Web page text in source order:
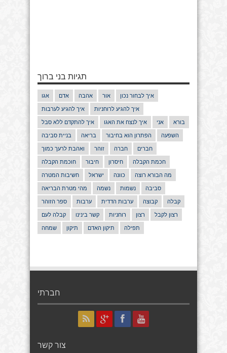
תגיות בני ברוך
אגו אדם אהבה אור איך לבחור נכון
איך להגיע לערבות איך להגיע לרוחניות
איך להתקדם ללא סבל איך לנצח את האגו אני בורא
בניית סביבה בריאה הפתרון הוא בחיבור השפעה
ואהבת לרעך כמוך זוהר חברה חברים
חוכמת הקבלה חיבור חיסרון חכמת הקבלה
חשיבות המטרה ישראל כוונה מה הבורא רוצה
מהי מטרת הבריאה נשמה נשמות סביבה
ספר הזוהר ערבות ערבות הדדית קבוצה קבלה
קבלה לעם קשר בינינו רוחניות רצון רצון לקבל
שמחה תיקון תיקון האדם תפילה
חברתי
צור קשר